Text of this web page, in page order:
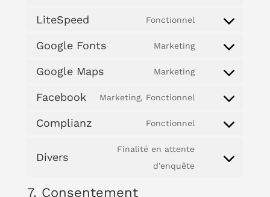
service
google-
LiteSpeed
Fonctionnel
Consent
litespeed
Google Fonts
Marketing
Consent
google-
fonts
Google Maps
Marketing
Consent
google-
Facebook
Marketing, Fonctionnel
Consent
facebook
Complianz
Fonctionnel
Consent
service
Divers
Finalité en attente
d’enquête
Consent
7. Consentement